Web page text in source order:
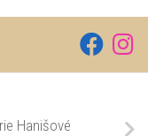
Hanišové